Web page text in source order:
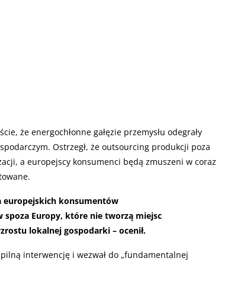
że energochłonne gałęzie przemysłu odegrały
Ostrzegł, że outsourcing produkcji poza
a europejscy konsumenci będą zmuszeni w coraz
europejskich konsumentów
Europy, które nie tworzą miejsc
lokalnej gospodarki – ocenił.
interwencję i wezwał do „fundamentalnej